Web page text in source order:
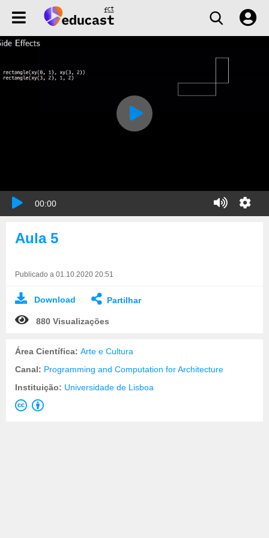
00:00
Aula 5
Publicado a 01.10.2020 20:51
Download Partilhar
880 Visualizações
Área Científica: Arte e Cultura
Canal: Programming and Computation for Architecture
Instituição: Universidade de Lisboa